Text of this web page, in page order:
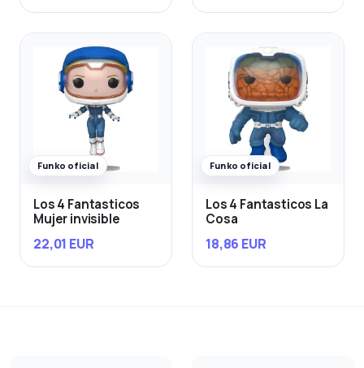
Funko oficial
Los 4 Fantasticos
Mujer invisible
22,01 EUR
Funko oficial
Los 4 Fantasticos La
Cosa
18,86 EUR